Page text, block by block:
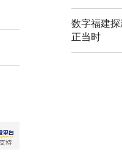
数字福建探
正当时